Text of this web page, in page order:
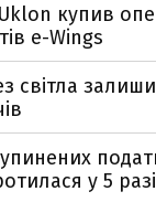
купив
e-Wings
світла
у 5